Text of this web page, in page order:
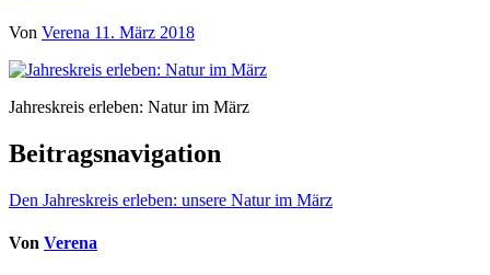
Von Verena 11. März 2018
Jahreskreis erleben: Natur im März
Beitragsnavigation
Den Jahreskreis erleben: unsere Natur im März
Von Verena